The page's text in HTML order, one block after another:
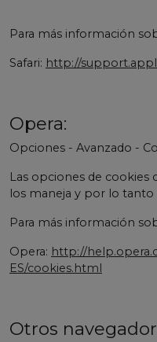
Para más información
Safari: http://
Opera:
Opciones - Avanzado -
Las opciones de
los maneja y por lo tanto
Para más información
Opera: http://
ES/cookies.html
Otros